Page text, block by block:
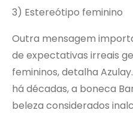
3) Estereótipo feminino
Outra mensagem
de expectativas irreais
femininos, detalha
há décadas, a boneca
beleza considerados